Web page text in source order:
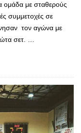
ομάδα με σταθερούς
συμμετοχές σε
τον αγώνα με
σετ. …